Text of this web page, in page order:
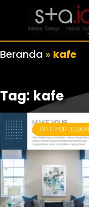
Beranda » kafe
Tag: kafe
INTERIOR DESAIN